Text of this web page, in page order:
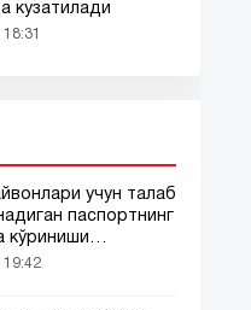
кузатилади
учун талаб
паспортнинг
кўриниши
тарқалди
19:42